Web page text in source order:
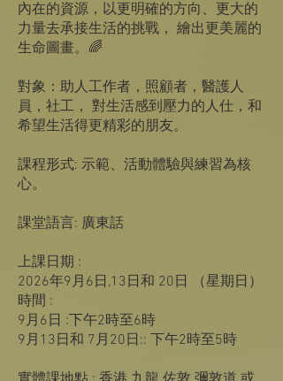
內在的資源，以更明確的方向、更大的
力量去承接生活的挑戰， 繪出更美麗的
生命圖畫。🌈
對象：助人工作者，照顧者，醫護人
員，社工， 對生活感到壓力的人仕，和
希望生活得更精彩的朋友。
課程形式: 示範、活動體驗與練習為核
心。
課堂語言: 廣東話
上課日期 :
2026年9月6日,13日和 20日 （星期日）
時間 :
9月6日 :下午2時至6時
9月13日和 7月20日:: 下午2時至5時